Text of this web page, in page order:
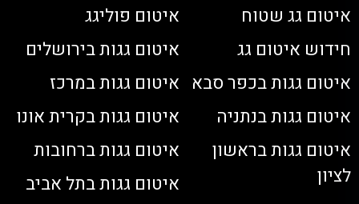
איטום גג שטוח
איטום פוליגג
חידוש איטום גג
איטום גגות בירושלים
איטום גגות בכפר סבא איטום גגות במרכז
איטום גגות בנתניה
איטום גגות בקרית אונו
איטום גגות בראשון
לציון
איטום גגות ברחובות
איטום גגות בתל אביב